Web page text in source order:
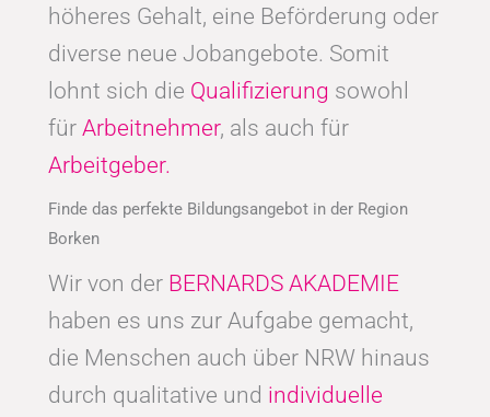
höheres Gehalt, eine Beförderung oder
diverse neue Jobangebote. Somit
lohnt sich die Qualifizierung sowohl
für Arbeitnehmer, als auch für
Arbeitgeber.
Finde das perfekte Bildungsangebot in der Region
Borken
Wir von der BERNARDS AKADEMIE
haben es uns zur Aufgabe gemacht,
die Menschen auch über NRW hinaus
durch qualitative und individuelle